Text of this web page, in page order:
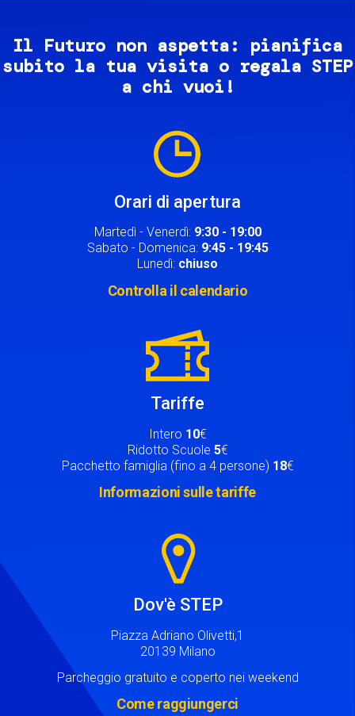
Il Futuro non aspetta: pianifica
subito la tua visita o regala STEP
a chi vuoi!
Orari di apertura
Martedì - Venerdì: 9:30 - 19:00
Sabato - Domenica: 9:45 - 19:45
Lunedì: chiuso
Controlla il calendario
Tariffe
Intero 10€
Ridotto Scuole 5€
Pacchetto famiglia (fino a 4 persone) 18€
Informazioni sulle tariffe
Dov'è STEP
Piazza Adriano Olivetti,1
20139 Milano
Parcheggio gratuito e coperto nei weekend
Come raggiungerci